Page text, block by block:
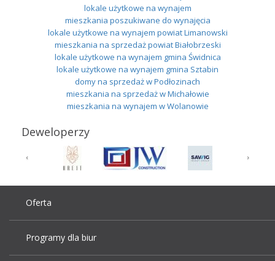
lokale użytkowe na wynajem
mieszkania poszukiwane do wynajęcia
lokale użytkowe na wynajem powiat Limanowski
mieszkania na sprzedaż powiat Białobrzeski
lokale użytkowe na wynajem gmina Świdnica
lokale użytkowe na wynajem gmina Sztabin
domy na sprzedaż w Podłozinach
mieszkania na sprzedaż w Michałowie
mieszkania na wynajem w Wolanowie
Deweloperzy
Oferta
Programy dla biur